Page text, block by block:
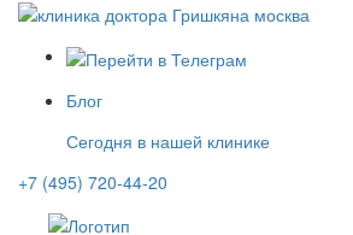
Блог
Сегодня в нашей клинике
+7 (495) 720-44-20